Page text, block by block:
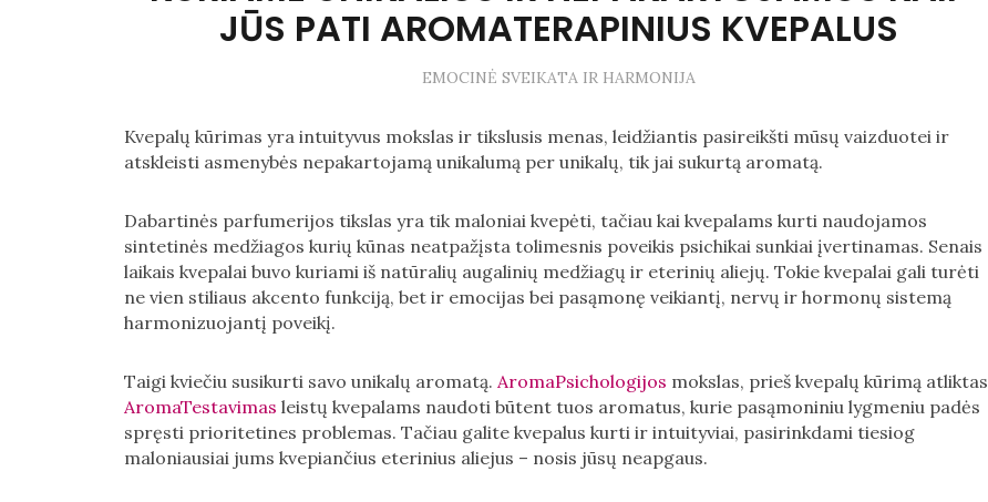
JŪS PATI AROMATERAPINIUS KVEPALUS
EMOCINĖ SVEIKATA IR HARMONIJA
Kvepalų kūrimas yra intuityvus mokslas ir tikslusis menas, leidžiantis pasireikšti mūsų vaizduotei ir
atskleisti asmenybės nepakartojamą unikalumą per unikalų, tik jai sukurtą aromatą.
Dabartinės parfumerijos tikslas yra tik maloniai kvepėti, tačiau kai kvepalams kurti naudojamos
sintetinės medžiagos kurių kūnas neatpažįsta tolimesnis poveikis psichikai sunkiai įvertinamas. Senais
laikais kvepalai buvo kuriami iš natūralių augalinių medžiagų ir eterinių aliejų. Tokie kvepalai gali turėti
ne vien stiliaus akcento funkciją, bet ir emocijas bei pasąmonę veikiantį, nervų ir hormonų sistemą
harmonizuojantį poveikį.
Taigi kviečiu susikurti savo unikalų aromatą. AromaPsichologijos mokslas, prieš kvepalų kūrimą atliktas
AromaTestavimas leistų kvepalams naudoti būtent tuos aromatus, kurie pasąmoniniu lygmeniu padės
spręsti prioritetines problemas. Tačiau galite kvepalus kurti ir intuityviai, pasirinkdami tiesiog
maloniausiai jums kvepiančius eterinius aliejus – nosis jūsų neapgaus.